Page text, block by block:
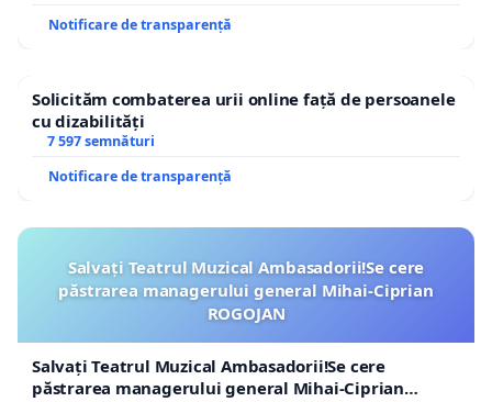
Notificare de transparență
Solicităm combaterea urii online față de persoanele
cu dizabilități
7 597 semnături
Notificare de transparență
Salvați Teatrul Muzical Ambasadorii!Se cere
păstrarea managerului general Mihai-Ciprian
ROGOJAN
Salvați Teatrul Muzical Ambasadorii!Se cere
păstrarea managerului general Mihai-Ciprian